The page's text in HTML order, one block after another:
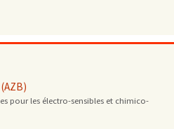
pour les électro-sensibles et chimico-